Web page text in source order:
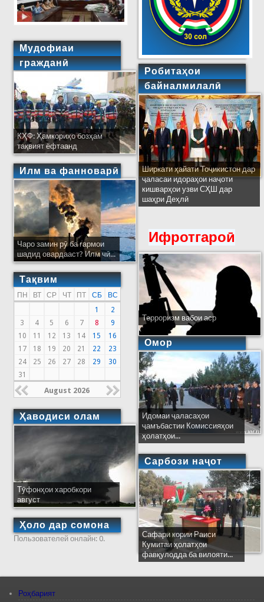
Мудофиаи
гражданӣ
КҲФ: Ҳамкориҳо бозҳам
тақвият ёфтаанд
Илм ва фанноварӣ
Чаро замин рӯ ба гармои
шадид овардааст? Илм чӣ...
Тақвим
ПН ВТ СР ЧТ ПТ СБ
ВС
1
2
3
4 5 6 7 8
9
10
11 12 13 14 15
16
17
18 19 20 21 22
23
24
25 26 27 28 29
30
31
August 2026
Ҳаводиси олам
Тӯфонҳои харобкори
август
Ҳоло дар сомона
Пользователей онлайн: 0.
Робитаҳои
байналмилалӣ
Ширкати ҳайати Тоҷикистон дар
ҷаласаи идораҳои наҷоти
кишварҳои узви СҲШ дар
шаҳри Деҳлӣ
Ифротгароӣ
Терроризм вабои аср
Омор
Идомаи ҷаласаҳои
ҷамъбастии Комиссияҳои
ҳолатҳои...
Сарбози наҷот
Сафари кории Раиси
Кумитаи ҳолатҳои
фавқулодда ба вилояти...
Роҳбарият